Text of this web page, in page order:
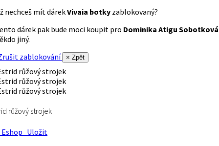
nechceš mít dárekVivaia botky zablokovaný?
dárek pak bude moci koupit pro Dominika Atigu Sobotková
jiný.
zablokování
× Zpět
růžový strojek
Uložit